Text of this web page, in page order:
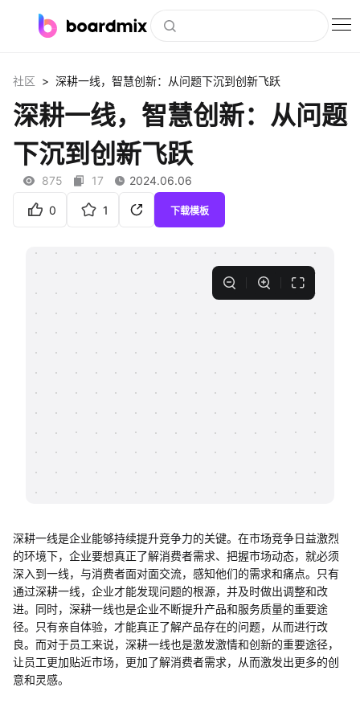
社区资源
会员
企业服务
客户案例
知识分享社区
社区 > 深耕一线，智慧创新：从问题下沉到创新飞跃
深耕一线，智慧创新：从问题
下沉到创新飞跃
875 17 2024.06.06
0 1 下载模板
深耕一线是企业能够持续提升竞争力的关键。在市场竞争日益激烈
的环境下，企业要想真正了解消费者需求、把握市场动态，就必须
深入到一线，与消费者面对面交流，感知他们的需求和痛点。只有
通过深耕一线，企业才能发现问题的根源，并及时做出调整和改
进。同时，深耕一线也是企业不断提升产品和服务质量的重要途
径。只有亲自体验，才能真正了解产品存在的问题，从而进行改
良。而对于员工来说，深耕一线也是激发激情和创新的重要途径，
让员工更加贴近市场，更加了解消费者需求，从而激发出更多的创
意和灵感。